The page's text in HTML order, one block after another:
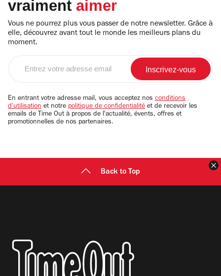
vraiment aimer
Vous ne pourrez plus vous passer de notre newsletter. Grâce à
elle, découvrez avant tout le monde les meilleurs plans du
moment.
email
En entrant votre adresse mail, vous acceptez nos conditions
d'utilisation et notre politique de confidentialité et de recevoir les
emails de Time Out à propos de l'actualité, évents, offres et
promotionnelles de nos partenaires.
Back to Top